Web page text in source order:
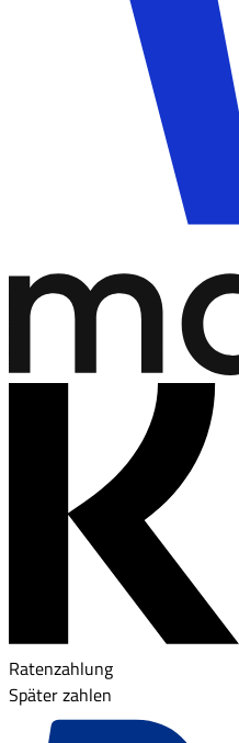
Ratenzahlung
Später zahlen